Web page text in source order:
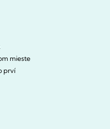
mieste
prví